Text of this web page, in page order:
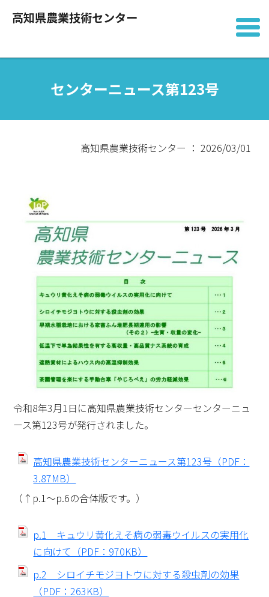
高知県農業技術センター
センターニュース第123号
高知県農業技術センター ： 2026/03/01
令和8年3月1日に高知県農業技術センターセンターニュ
ース第123号が発行されました。
高知県農業技術センターニュース第123号（PDF：
3.87MB）
（↑p.1～p.6の合体版です。）
p.1 キュウリ黄化えそ病の弱毒ウイルスの実用化
に向けて（PDF：970KB）
p.2 シロイチモジヨトウに対する殺虫剤の効果
（PDF：263KB）